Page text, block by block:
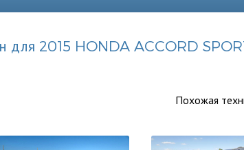
для 2015 HONDA ACCORD
Похожая